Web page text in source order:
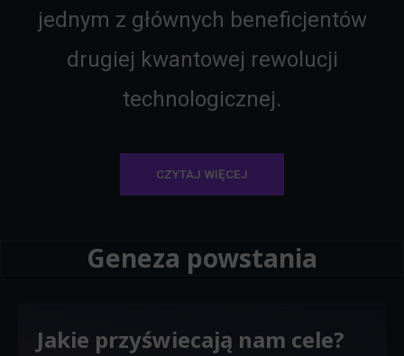
jednym z głównych beneficjentów
drugiej kwantowej rewolucji
technologicznej.
CZYTAJ WIĘCEJ
Geneza powstania
Jakie przyświecają nam cele?